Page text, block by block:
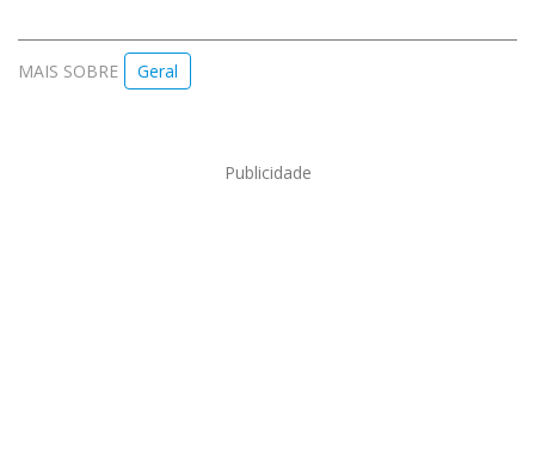
MAIS SOBRE Geral
Publicidade